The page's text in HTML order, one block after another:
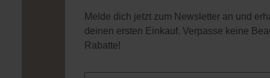
Melde dich jetzt zum Newsletter an und
deinen ersten Einkauf. Verpasse keine
Rabatte!